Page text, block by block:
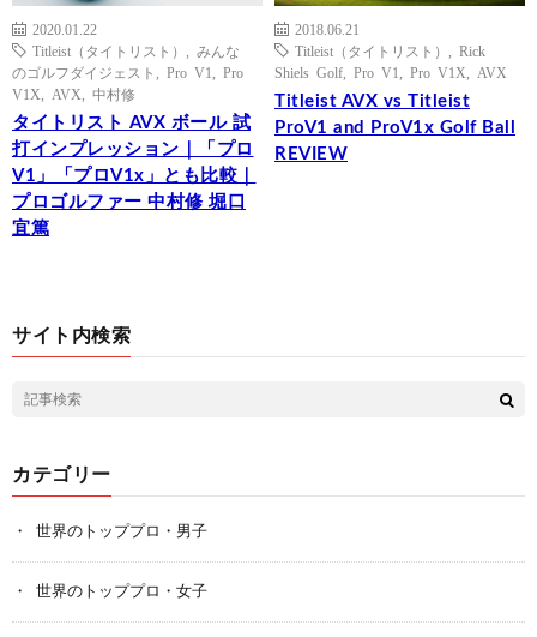
2020.01.22
Titleist（タイトリスト）
みんな
のゴルフダイジェスト
Pro V1
Pro
V1X
AVX 中村修
タイトリスト AVX ボール 試
打インプレッション｜「プロ
V1」「プロV1x」とも比較｜
プロゴルファー 中村修 堀口
宜篤
2018.06.21
Titleist（タイトリスト）
Rick
Shiels Golf
Pro V1 Pro V1X AVX
Titleist AVX vs Titleist
ProV1 and ProV1x Golf Ball
REVIEW
サイト内検索
カテゴリー
世界のトッププロ・男子
世界のトッププロ・女子